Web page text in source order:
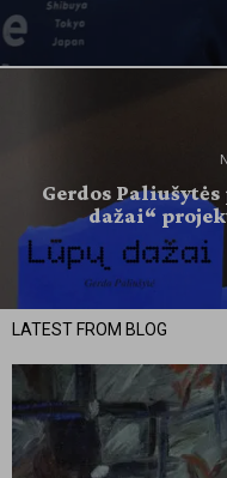
Gerdos
dažai“
LATEST FROM BLOG